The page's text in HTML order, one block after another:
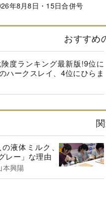
年8月8日・15日合併号
おすすめ
険度ランキング最新版!9位に
ハークスレイ、4位にひらま
液体ミルク、
レー」な理由
本興陽